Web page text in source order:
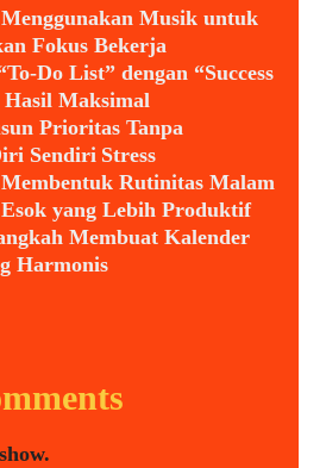
Musik untuk
Fokus Bekerja
Do List” dengan “Success
Maksimal
Prioritas Tanpa
Sendiri Stress
Rutinitas Malam
yang Lebih Produktif
Membuat Kalender
Harmonis